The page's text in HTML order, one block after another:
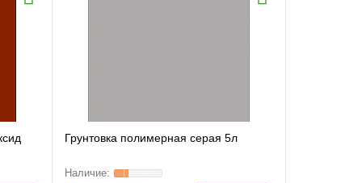
Грунтовка полимерная серая 5л